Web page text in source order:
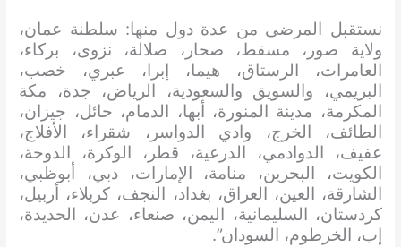
نستقبل المرضى من عدة دول منها: سلطنة عمان،
ولاية صور، مسقط، صحار، صلالة، نزوى، بركاء،
العامرات، الرستاق، هيما، إبرا، عبري، خصب،
البريمي، والسويق والسعودية، الرياض، جدة، مكة
المكرمة، مدينة المنورة، أبها، الدمام، حائل، جيزان،
الطائف، الخرج، وادي الدواسر، شقراء، الأفلاج،
عفيف، الدوادمي، الدرعية، قطر، الوكرة، الدوحة،
الكويت، البحرين، منامة، الإمارات، دبي، أبوظبي،
الشارقة، العين، العراق، بغداد، النجف، كربلاء، أربيل،
كردستان، السليمانية، اليمن، صنعاء، عدن، الحديدة،
إب، الخرطوم، السودان”.